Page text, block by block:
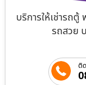
บริการให้เช่ารถ
รถสวย
ติ